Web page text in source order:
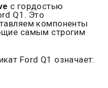
с гордостью
Q1. Это
компоненты
самым строгим
Ford Q1 означает: